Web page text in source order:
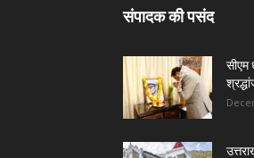
संपादक की पसंद
सीएम